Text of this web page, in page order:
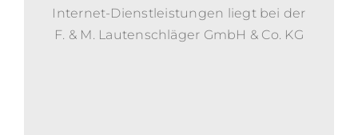
Internet-Dienstleistungen liegt bei der
F. & M. Lautenschläger GmbH & Co. KG